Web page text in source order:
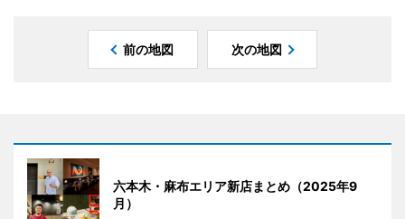
前の地図 次の地図
六本木・麻布エリア新店まとめ（2025年9
月）